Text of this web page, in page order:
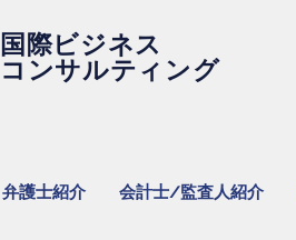
国際ビジネス
コンサルティング
弁護士紹介 会計士/監査人紹介